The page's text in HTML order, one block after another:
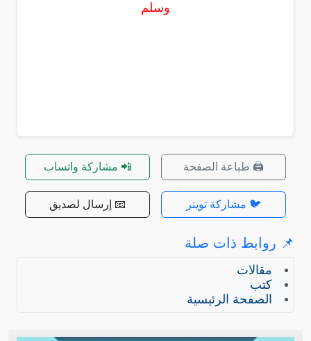
وسلم
🖨️ طباعة الصفحة 📲 مشاركة واتساب
🐦 مشاركة تويتر 📧 إرسال لصديق
📌 روابط ذات صلة
مقالات
كتب
الصفحة الرئيسية